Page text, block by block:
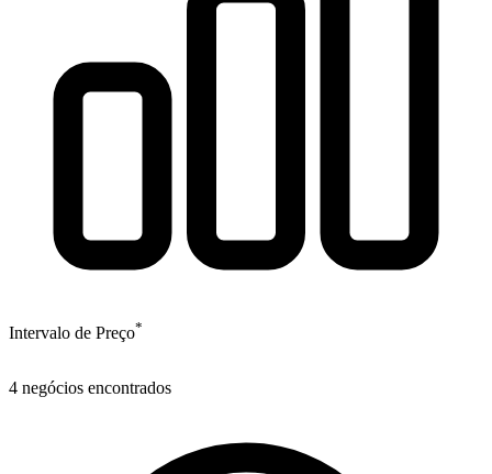
Intervalo de Preço*
4 negócios encontrados